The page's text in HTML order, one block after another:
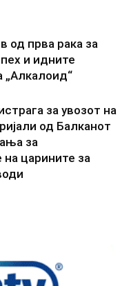
од прва рака за
и идните
„Алкалоид“
за увозот на
од Балканот
за
царините за